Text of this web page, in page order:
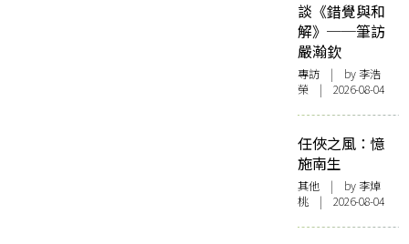
談《錯覺與和
解》──筆訪
嚴瀚欽
專訪 | by 李浩
榮 | 2026-08-04
任俠之風：憶
施南生
其他 | by 李焯
桃 | 2026-08-04